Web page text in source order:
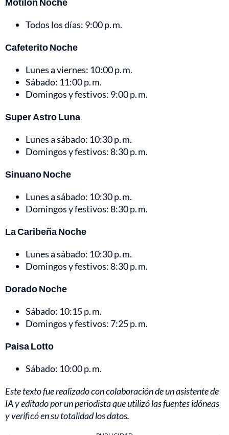
Todos los días: 9:00 p. m.
Cafeterito Noche
Lunes a viernes: 10:00 p. m.
Sábado: 11:00 p. m.
Domingos y festivos: 9:00 p. m.
Super Astro Luna
Lunes a sábado: 10:30 p. m.
Domingos y festivos: 8:30 p. m.
Sinuano Noche
Lunes a sábado: 10:30 p. m.
Domingos y festivos: 8:30 p. m.
La Caribeña Noche
Lunes a sábado: 10:30 p. m.
Domingos y festivos: 8:30 p. m.
Dorado Noche
Sábado: 10:15 p. m.
Domingos y festivos: 7:25 p. m.
Paisa Lotto
Sábado: 10:00 p. m.
Este texto fue realizado con colaboración de un asistente de
IA y editado por un periodista que utilizó las fuentes idóneas
y verificó en su totalidad los datos.